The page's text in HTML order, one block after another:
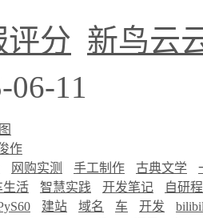
评分 新鸟云
06-11
作
网购实测 手工制作 古典文学
生活 智慧实践 开发笔记
自研
建站 域名 车 开发